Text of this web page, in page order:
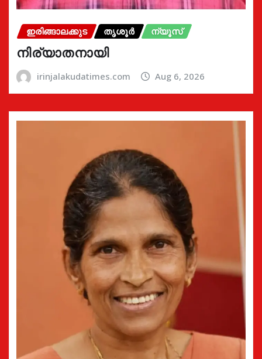
ഇരിങ്ങാലക്കുട തൃശൂർ ന്യൂസ്
നിര്യാതനായി
irinjalakudatimes.com Aug 6, 2026